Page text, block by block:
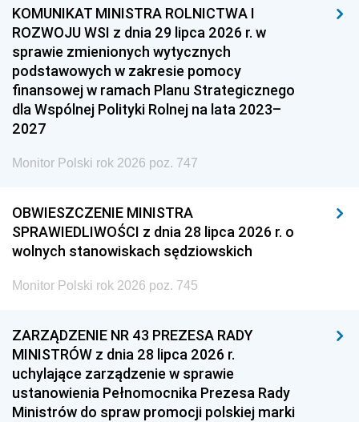
KOMUNIKAT MINISTRA ROLNICTWA I
ROZWOJU WSI z dnia 29 lipca 2026 r. w
sprawie zmienionych wytycznych
podstawowych w zakresie pomocy
finansowej w ramach Planu Strategicznego
dla Wspólnej Polityki Rolnej na lata 2023–
2027
Monitor Polski rok 2026 poz. 747
OBWIESZCZENIE MINISTRA
SPRAWIEDLIWOŚCI z dnia 28 lipca 2026 r. o
wolnych stanowiskach sędziowskich
Monitor Polski rok 2026 poz. 745
ZARZĄDZENIE NR 43 PREZESA RADY
MINISTRÓW z dnia 28 lipca 2026 r.
uchylające zarządzenie w sprawie
ustanowienia Pełnomocnika Prezesa Rady
Ministrów do spraw promocji polskiej marki